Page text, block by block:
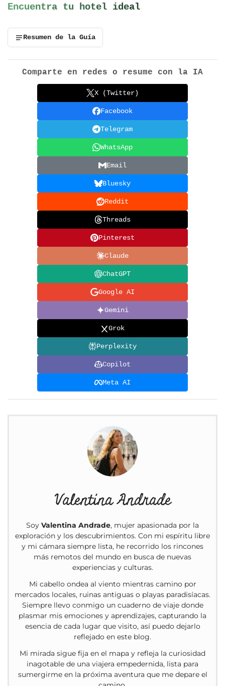
Encuentra tu hotel ideal
Resumen de la Guía
Comparte en redes o resume con la IA
X (Twitter)
Facebook
Telegram
WhatsApp
Email
Bluesky
Reddit
Threads
Pinterest
Claude
ChatGPT
Google AI
Gemini
Grok
Perplexity
Copilot
Meta AI
Valentina Andrade
Soy Valentina Andrade, mujer apasionada por la
exploración y los descubrimientos. Con mi espíritu libre
y mi cámara siempre lista, he recorrido los rincones
más remotos del mundo en busca de nuevas
experiencias y culturas.
Mi cabello ondea al viento mientras camino por
mercados locales, ruinas antiguas o playas paradisíacas.
Siempre llevo conmigo un cuaderno de viaje donde
plasmar mis emociones y aprendizajes, capturando la
esencia de cada lugar que visito, así puedo dejarlo
reflejado en este blog.
Mi mirada sigue fija en el mapa y refleja la curiosidad
inagotable de una viajera empedernida, lista para
sumergirme en la próxima aventura que me depare el